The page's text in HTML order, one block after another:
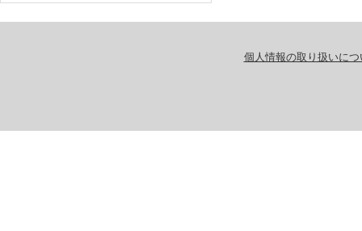
個人情報の取り扱いにつ